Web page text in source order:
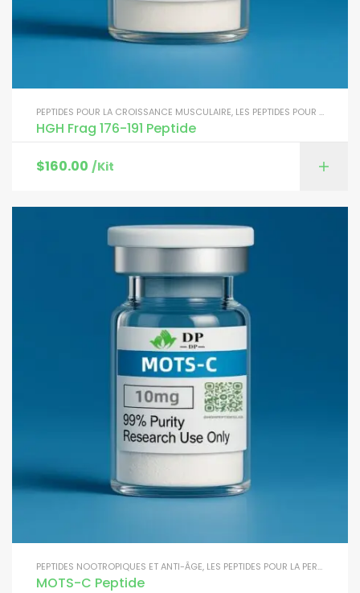
PEPTIDES POUR LA CROISSANCE MUSCULAIRE, LES PEPTIDES POUR LA PERTE DE POIDS
HGH Frag 176-191 Peptide
$160.00 /Kit
PEPTIDES NOOTROPIQUES ET ANTI-ÂGE, LES PEPTIDES POUR LA PERTE DE POIDS
MOTS-C Peptide